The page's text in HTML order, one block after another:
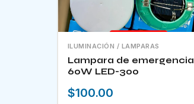
ILUMINACIÓN / LAMPARAS
Lampara de emergencia
60W LED-300
$100.00